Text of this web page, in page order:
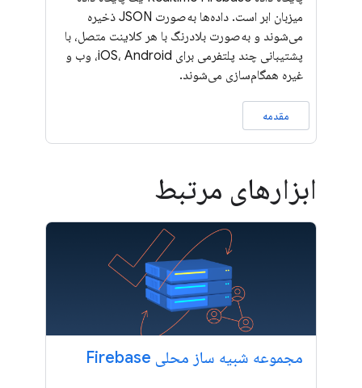
میزبان ابر است. داده‌ها به‌صورت JSON ذخیره
می‌شوند و به‌صورت بلادرنگ با هر کلاینت متصل، با
پشتیبانی چند پلتفرمی برای iOS، Android، وب و
غیره همگام‌سازی می‌شوند.
مقدمه
ابزارهای مرتبط
مجموعه شبیه ساز محلی Firebase